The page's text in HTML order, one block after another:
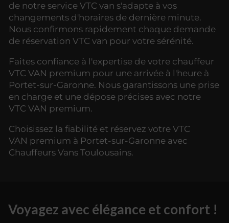
de notre service VTC van s'adapte à vos
changements d'horaires de dernière minute.
Nous confirmons rapidement chaque demande
de réservation VTC van pour votre sérénité.
Faites confiance à l'expertise de votre chauffeur
VTC VAN premium pour une arrivée à l'heure à
Portet-sur-Garonne. Nous garantissons une prise
en charge et une dépose précises avec notre
VTC VAN premium.
Choisissez la fiabilité et réservez votre VTC
VAN premium à Portet-sur-Garonne avec
Chauffeurs Vans Toulousains.
Voyagez avec élégance et confort !